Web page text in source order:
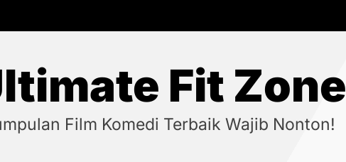
Fit Zone
Film Komedi Terbaik Wajib Nonton!